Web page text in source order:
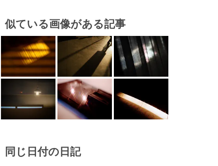
似ている画像がある記事
同じ日付の日記